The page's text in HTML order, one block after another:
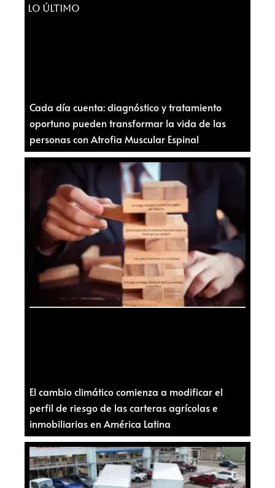
LO ÚLTIMO
Cada día cuenta: diagnóstico y tratamiento
oportuno pueden transformar la vida de las
personas con Atrofia Muscular Espinal
El cambio climático comienza a modificar el
perfil de riesgo de las carteras agrícolas e
inmobiliarias en América Latina